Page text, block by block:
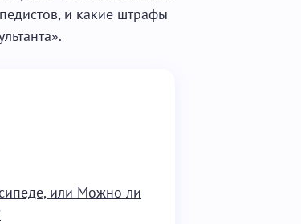
и какие штрафы
или Можно ли